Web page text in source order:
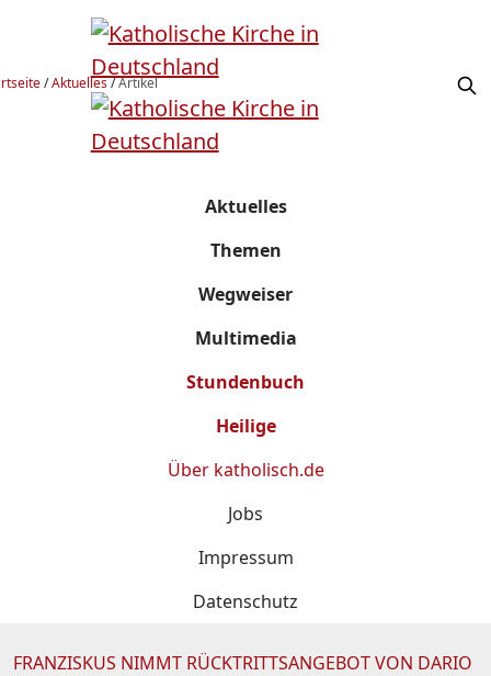
/Aktuelles/Artikel
Aktuelles
Themen
Wegweiser
Multimedia
Stundenbuch
Heilige
Über katholisch.de
Jobs
Impressum
Datenschutz
FRANZISKUS NIMMT RÜCKTRITTSANGEBOT VON DARIO